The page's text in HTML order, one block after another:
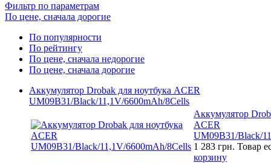
Фильтр по параметрам
По цене, сначала дорогие
По популярности
По рейтингу
По цене, сначала недорогие
По цене, сначала дорогие
Аккумулятор Drobak для ноутбука ACER
UM09B31/Black/11,1V/6600mAh/8Cells
Аккумулятор
ACER
UM09B31/Black/
1 283 грн. Товар
корзину